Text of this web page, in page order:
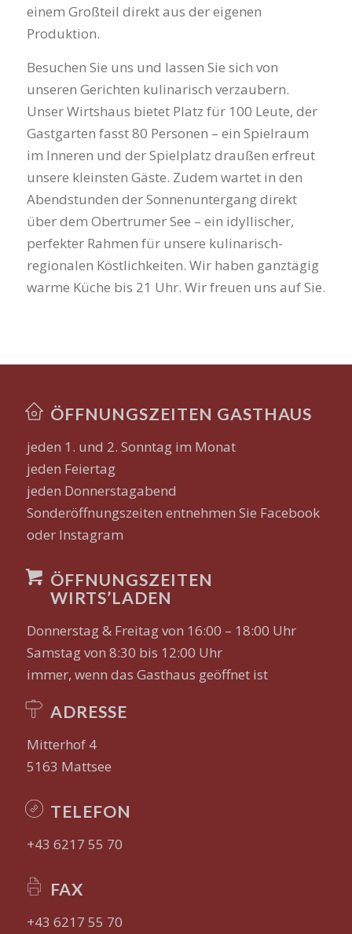
einem Großteil direkt aus der eigenen
Produktion.
Besuchen Sie uns und lassen Sie sich von
unseren Gerichten kulinarisch verzaubern.
Unser Wirtshaus bietet Platz für 100 Leute, der
Gastgarten fasst 80 Personen – ein Spielraum
im Inneren und der Spielplatz draußen erfreut
unsere kleinsten Gäste. Zudem wartet in den
Abendstunden der Sonnenuntergang direkt
über dem Obertrumer See – ein idyllischer,
perfekter Rahmen für unsere kulinarisch-
regionalen Köstlichkeiten. Wir haben ganztägig
warme Küche bis 21 Uhr. Wir freuen uns auf Sie.
ÖFFNUNGSZEITEN GASTHAUS
jeden 1. und 2. Sonntag im Monat
jeden Feiertag
jeden Donnerstagabend
Sonderöffnungszeiten entnehmen Sie Facebook
oder Instagram
ÖFFNUNGSZEITEN
WIRTS’LADEN
Donnerstag & Freitag von 16:00 – 18:00 Uhr
Samstag von 8:30 bis 12:00 Uhr
immer, wenn das Gasthaus geöffnet ist
ADRESSE
Mitterhof 4
5163 Mattsee
TELEFON
+43 6217 55 70
FAX
+43 6217 55 70